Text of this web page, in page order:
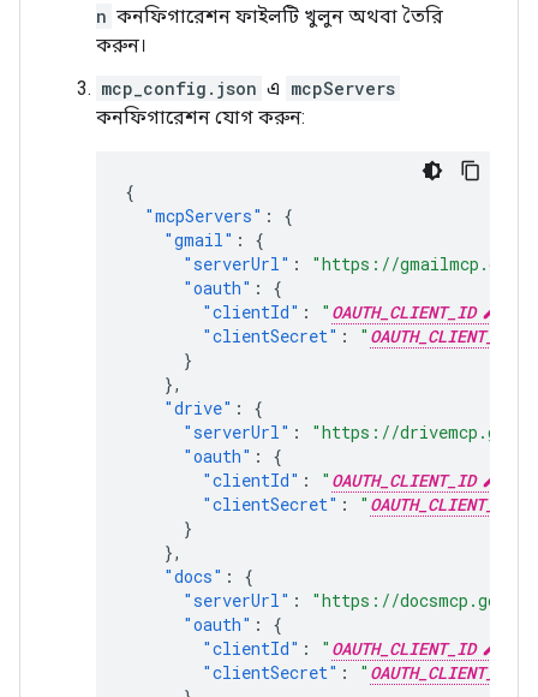
n কনফিগারেশন ফাইলটি খুলুন অথবা তৈরি
করুন।
mcp_config.json এ mcpServers
কনফিগারেশন যোগ করুন:
{
"mcpServers" :
{
"gmail" :
{
"serverUrl" :
"https://
"oauth" :
{
"clientId" : " OAUTH_CLIENT_ID
"clientSecret" : "
}
},
"drive" :
{
"serverUrl" :
"https://
"oauth" :
{
"clientId" : " OAUTH_CLIENT_ID
"clientSecret" : "
}
},
"docs" :
{
"serverUrl" :
"https://
"oauth" :
{
"clientId" : " OAUTH_CLIENT_ID
"clientSecret" : "